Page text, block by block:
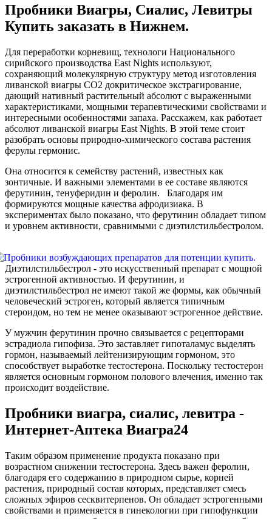
Пробники Виагры, Сиалис, Левитры
Купить заказать в Нижнем.
Для переработки корневищ, технологи Национального
сирийского производства East Nights используют,
сохраняющий молекулярную структуру метод изготовления
ливанской виагры СО2 докритическое экстрагирование,
дающий нативный растительный абсолют с выраженными
характеристиками, мощными терапевтическими свойствами и
интересными особенностями запаха. Расскажем, как работает
абсолют ливанской виагры East Nights. В этой теме стоит
разобрать основы природно-химического состава растения
ферулы гермонис.
Она относится к семейству растений, известных как
зонтичные. И важными элементами в ее составе являются
ферутинин, тенуферидин и феролин. Благодаря им
формируются мощные качества афродизиака. В
экспериментах было показано, что ферутинин обладает типом
и уровнем активности, сравнимыми с диэтилстильбестролом.
Диэтилстильбестрол - это искусственный препарат с мощной
эстрогенной активностью. И ферутинин, и
диэтилстильбестрол не имеют такой же формы, как обычный
человеческий эстроген, который является типичным
стероидом, но тем не менее оказывают эстрогенное действие.
У мужчин ферутинин прочно связывается с рецепторами
эстрадиола гипофиза. Это заставляет гипоталамус выделять
гормон, называемый лейтенизирующим гормоном, это
способствует выработке тестостерона. Поскольку тестостерон
является основным гормоном полового влечения, именно так
происходит воздействие.
Пробники виагра, сиалис, левитра -
Интернет-Аптека Виагра24
Таким образом применение продукта показано при
возрастном снижении тестостерона. Здесь важен феролин,
благодаря его содержанию в природном сырье, корней
растения, природный состав которых, представляет смесь
сложных эфиров сесквитерпенов. Он обладает эстрогенными
свойствами и применяется в гинекологии при гипофункции